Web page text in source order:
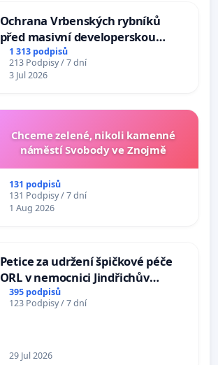
Ochrana Vrbenských rybníků
před masivní developerskou
zástavbou
1 313 podpisů
213 Podpisy / 7 dní
3 Jul 2026
Chceme zelené, nikoli kamenné
náměstí Svobody ve Znojmě
131 podpisů
131 Podpisy / 7 dní
1 Aug 2026
Petice za udržení špičkové péče
ORL v nemocnici Jindřichův
Hradec
395 podpisů
123 Podpisy / 7 dní
29 Jul 2026